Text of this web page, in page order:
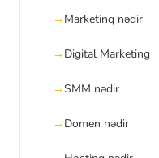
Marketinq nədir
Digital Marketing
SMM nədir
Domen nədir